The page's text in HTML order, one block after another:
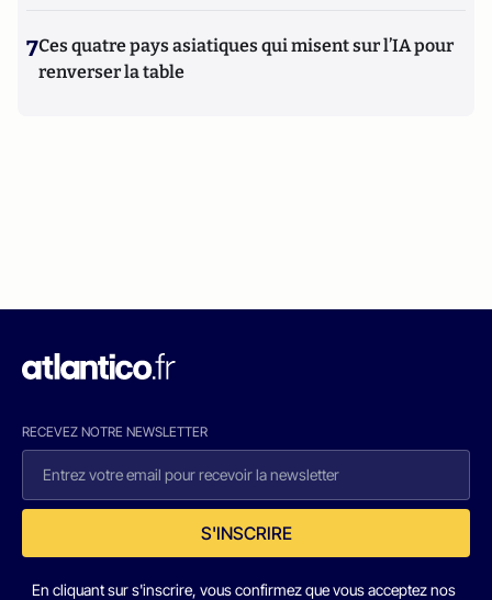
7Ces quatre pays asiatiques qui misent sur l’IA pour
renverser la table
RECEVEZ NOTRE NEWSLETTER
S'INSCRIRE
En cliquant sur s'inscrire, vous confirmez que vous acceptez nos